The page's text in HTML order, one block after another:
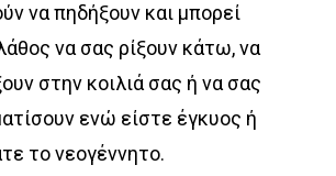
να πηδήξουν και μπορεί
να σας ρίξουν κάτω, να
στην κοιλιά σας ή να σας
ενώ είστε έγκυος ή
το νεογέννητο.